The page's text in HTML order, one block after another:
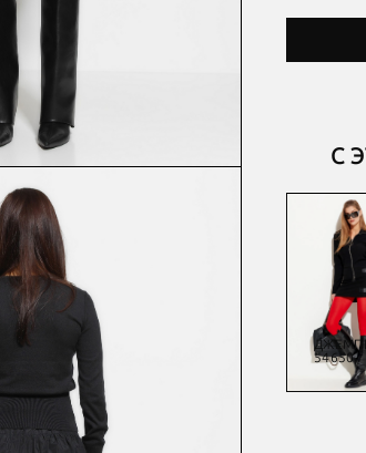
С
ПЛАТЬЕ
ВЯЗАНОЕ
53525
54650